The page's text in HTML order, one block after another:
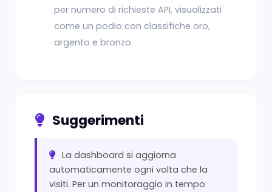
per numero di richieste API, visualizzati
come un podio con classifiche oro,
argento e bronzo.
Suggerimenti
La dashboard si aggiorna
automaticamente ogni volta che la
visiti. Per un monitoraggio in tempo